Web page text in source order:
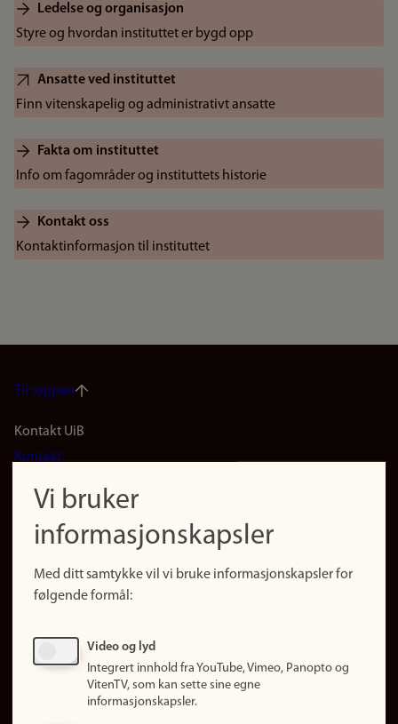
Ledelse og organisasjon
Styre og hvordan instituttet er bygd opp
Ansatte ved instituttet
Finn vitenskapelig og administrativt ansatte
Fakta om instituttet
Info om fagområder og instituttets historie
Kontakt oss
Kontaktinformasjon til instituttet
Til toppen
Footer
(no)
Kontakt UiB
Kontakt
Finn forsker
Presse
Finn studier
Ledige stillinger
Vi bruker
informasjonskapsler
Med ditt samtykke vil vi bruke informasjonskapsler for
følgende formål:
Video og lyd
Integrert innhold fra YouTube, Vimeo, Panopto og
VitenTV, som kan sette sine egne
informasjonskapsler.